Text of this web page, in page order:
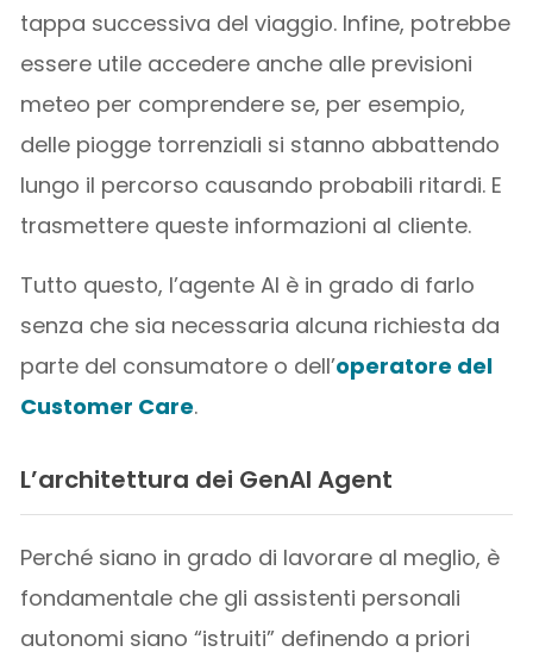
tappa successiva del viaggio. Infine, potrebbe
essere utile accedere anche alle previsioni
meteo per comprendere se, per esempio,
delle piogge torrenziali si stanno abbattendo
lungo il percorso causando probabili ritardi. E
trasmettere queste informazioni al cliente.
Tutto questo, l’agente AI è in grado di farlo
senza che sia necessaria alcuna richiesta da
parte del consumatore o dell’operatore del
Customer Care.
L’architettura dei GenAI Agent
Perché siano in grado di lavorare al meglio, è
fondamentale che gli assistenti personali
autonomi siano “istruiti” definendo a priori